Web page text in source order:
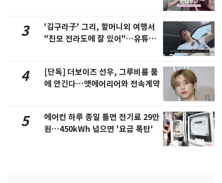
3
'김구라子' 그리, 할머니외 여행서
"친모 전라도에 잘 있어"…유튜브
4
[단독] 더보이즈 선우, 그루비룸 품
에 안긴다…앳에어리어와 전속계약
5
에어컨 하루 종일 틀면 전기료 29만
원…450kWh 넘으면 '요금 폭탄'